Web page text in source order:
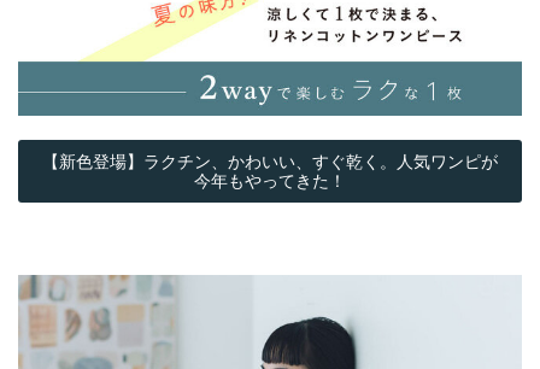
【新色登場】ラクチン、かわいい、すぐ乾く。人気ワンピが
今年もやってきた！